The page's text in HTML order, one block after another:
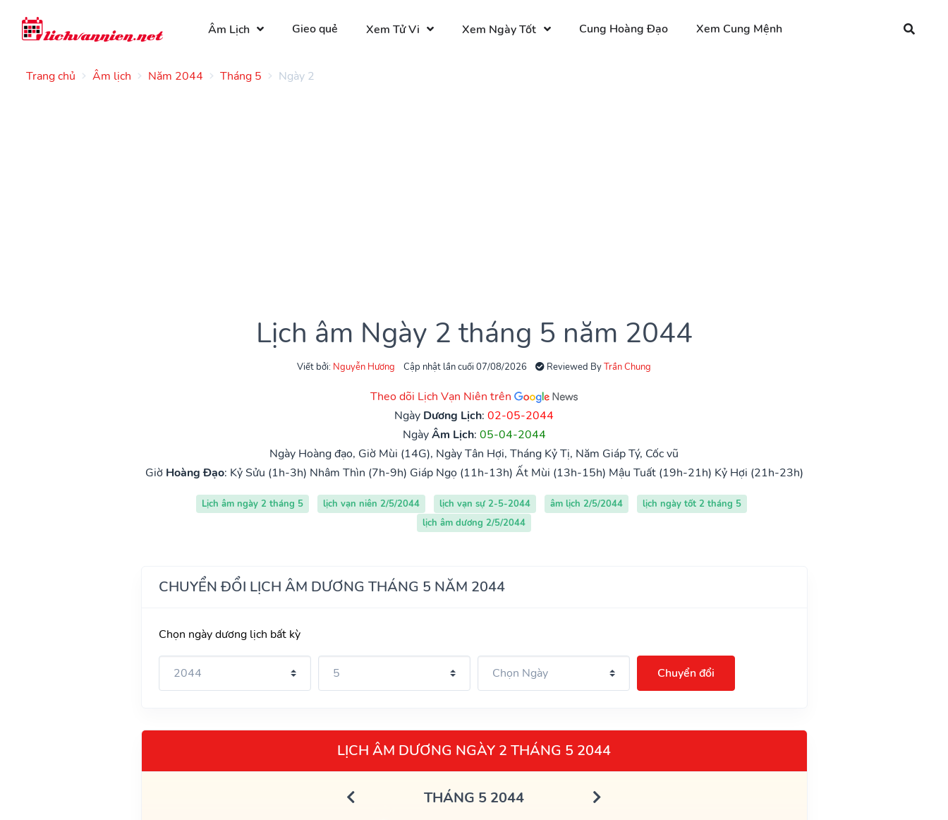
Âm Lịch Gieo quẻ Xem Tử Vi Xem Ngày Tốt Cung Hoàng Đạo Xem Cung Mệnh
Trang chủ Âm lịch Năm 2044 Tháng 5 Ngày 2
Lịch âm Ngày 2 tháng 5 năm 2044
Viết bởi: Nguyễn Hương Cập nhật lần cuối 07/08/2026 Reviewed ByTrần Chung
Theo dõi Lịch Vạn Niên trên
Ngày Dương Lịch: 02-05-2044
NgàyÂm Lịch: 05-04-2044
Ngày Hoàng đạo, Giờ Mùi (14G), Ngày Tân Hợi, Tháng Kỷ Tị, Năm Giáp Tý, Cốc vũ
Giờ Hoàng Đạo: Kỷ Sửu (1h-3h) Nhâm Thìn (7h-9h) Giáp Ngọ (11h-13h) Ất Mùi (13h-15h) Mậu Tuất (19h-21h) Kỷ Hợi (21h-23h)
Lịch âm ngày 2 tháng 5 lịch vạn niên 2/5/2044 lịch vạn sự 2-5-2044 âm lịch 2/5/2044
lịch ngày tốt 2 tháng 5
lịch âm dương 2/5/2044
CHUYỂN ĐỔI LỊCH ÂM DƯƠNG THÁNG 5 NĂM 2044
Chọn ngày dương lịch bất kỳ
Chuyển đổi
LỊCH ÂM DƯƠNG NGÀY 2 THÁNG 5 2044
THÁNG 5 2044